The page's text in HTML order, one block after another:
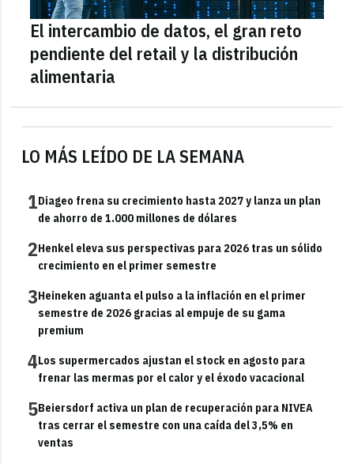
LO MÁS LEÍDO DE LA SEMANA
1Diageo frena su crecimiento hasta 2027 y lanza un plan
de ahorro de 1.000 millones de dólares
2Henkel eleva sus perspectivas para 2026 tras un sólido
crecimiento en el primer semestre
3Heineken aguanta el pulso a la inflación en el primer
semestre de 2026 gracias al empuje de su gama
premium
4Los supermercados ajustan el stock en agosto para
frenar las mermas por el calor y el éxodo vacacional
5Beiersdorf activa un plan de recuperación para NIVEA
tras cerrar el semestre con una caída del 3,5% en
ventas
El intercambio de datos, el gran reto
pendiente del retail y la distribución
alimentaria